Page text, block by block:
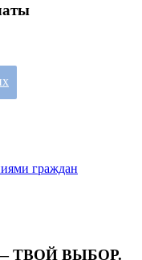
граждан
ТВОЙ ВЫБОР.